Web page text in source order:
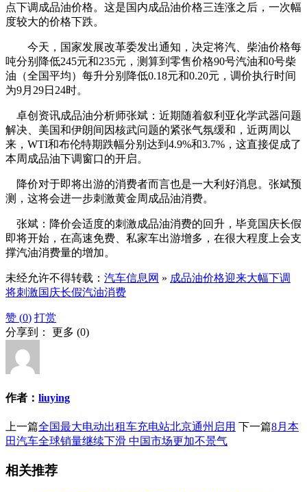
点下调成品油价格。这是国内成品油价格三连涨之后，一次幅
度较大的价格下跌。
今天，国家发展改革委发出通知，决定将汽、柴油价格每
吨分别降低245元和235元，测算到零售价格90号汽油和0号柴
油（全国平均）每升分别降低0.18元和0.20元，调价执行时间
为9月29日24时。
卓创资讯成品油分析师张斌：近期随着叙利亚化学武器问题
解决、美国和伊朗间因核武问题的紧张气氛缓和，近两周以
来，WTI和布伦特期跌幅分别达到4.9%和3.7%，这直接促成了
本周成品油下调窗口的开启。
降价对于即将出游的消费者而言也是一大利好消息。张斌预
测，这将会进一步刺激黄金周成品油消费。
张斌：降价会适度的刺激成品油消费的回升，毕竟国庆长假
即将开始，在高速免费、私家车出游增多，在很大程度上会支
撑汽油消费量的增加。
未经允许不得转载： 汽车信息网 » 成品油价格迎来大幅下调
将刺激国庆长假汽油消费
赞 (0) 打赏
分享到： 更多 (0)
作者： liuying
上一篇全国最大电动出租车充电站北京通州启用 下一篇8月本
田汽车全球销量继续下滑 中国市场更加不景气
相关推荐